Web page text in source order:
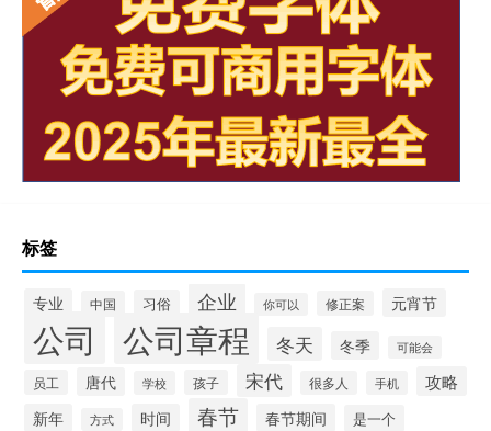
标签
专业 中国 习俗 企业 你可以 修正案 元宵节
公司 公司章程 冬天 冬季 可能会
员工 唐代 学校 孩子 宋代 很多人 手机 攻略
新年 方式 时间 春节 春节期间 是一个